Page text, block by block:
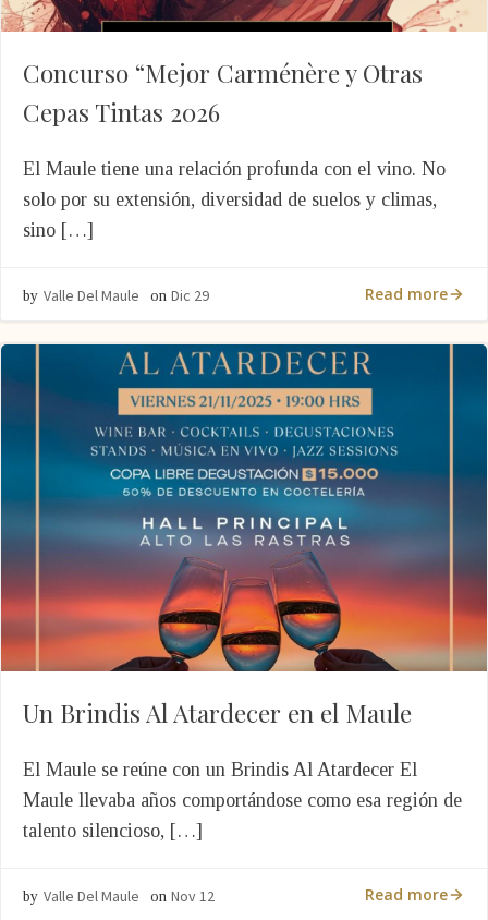
Concurso “Mejor Carménère y Otras
Cepas Tintas 2026
El Maule tiene una relación profunda con el vino. No
solo por su extensión, diversidad de suelos y climas,
sino […]
by Valle Del Maule on Dic 29 Read more
Un Brindis Al Atardecer en el Maule
El Maule se reúne con un Brindis Al Atardecer El
Maule llevaba años comportándose como esa región de
talento silencioso, […]
by Valle Del Maule on Nov 12 Read more